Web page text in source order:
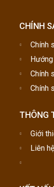
CHÍNH
Chính
Chính
Chính
THÔNG
Giới
Liên